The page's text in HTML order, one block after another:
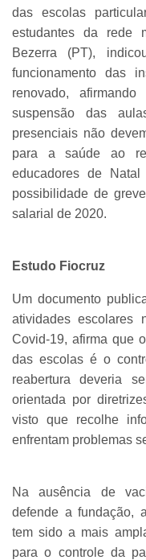
das escolas
estudantes da rede
Bezerra (PT),
funcionamento das
renovado,
suspensão das
presenciais não
para a saúde ao
educadores de
possibilidade de
salarial de 2020.
Estudo Fiocruz
Um documento
atividades escolares
Covid-19, afirma que
das escolas é o
reabertura deveria
orientada por
visto que recolhe
enfrentam problemas
Na ausência de
defende a fundação,
tem sido a mais
para o controle da